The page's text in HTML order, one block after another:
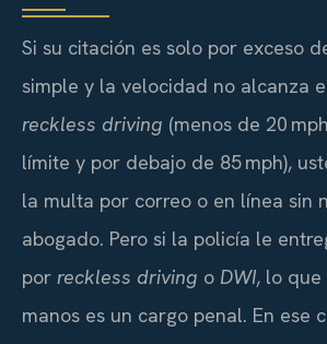
Si su citación es solo por exceso
simple y la velocidad no alcanza
reckless driving (menos de 20
límite y por debajo de 85 mph),
la multa por correo o en línea sin
abogado. Pero si la policía le
por reckless driving o DWI, lo
manos es un cargo penal. En ese